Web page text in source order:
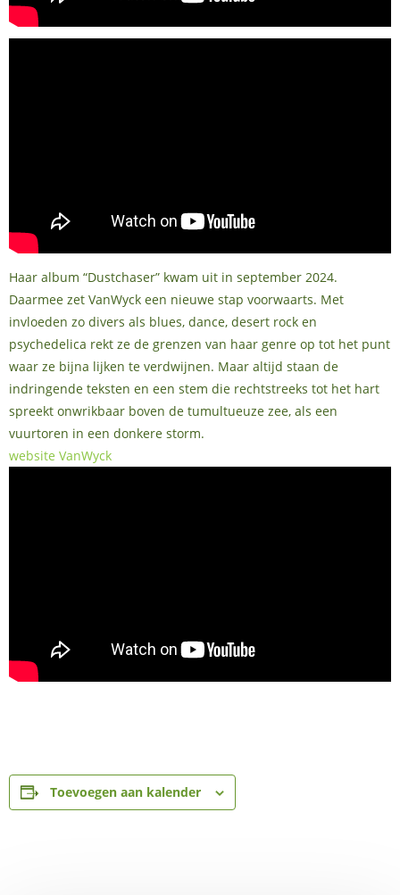
Haar album “Dustchaser” kwam uit in september 2024.
Daarmee zet VanWyck een nieuwe stap voorwaarts. Met
invloeden zo divers als blues, dance, desert rock en
psychedelica rekt ze de grenzen van haar genre op tot het punt
waar ze bijna lijken te verdwijnen. Maar altijd staan de
indringende teksten en een stem die rechtstreeks tot het hart
spreekt onwrikbaar boven de tumultueuze zee, als een
vuurtoren in een donkere storm.
website VanWyck
Toevoegen aan kalender